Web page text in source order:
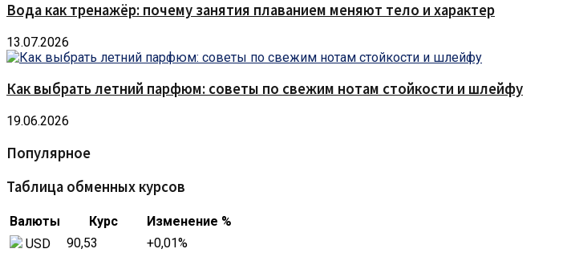
Вода как тренажёр: почему занятия плаванием меняют тело и характер
13.07.2026
Как выбрать летний парфюм: советы по свежим нотам стойкости и шлейфу
19.06.2026
Популярное
Таблица обменных курсов
Валюты Курс
Изменение %
USD
90,53 +0,01%